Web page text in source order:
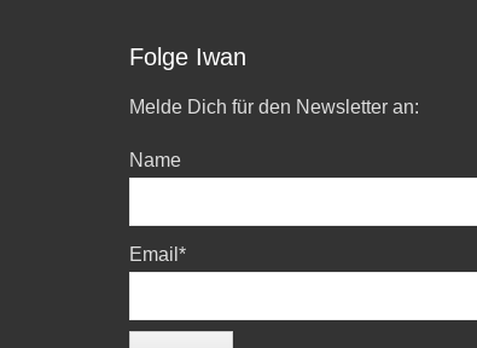
Folge Iwan
Melde Dich für den Newsletter an:
Name
Email*